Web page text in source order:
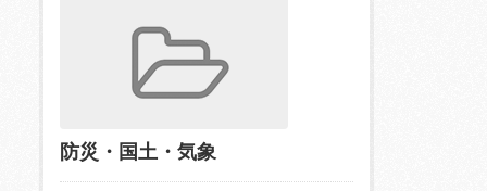
防災・国土・気象